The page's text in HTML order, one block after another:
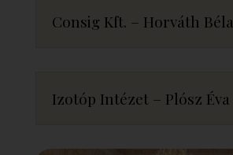
Consig Kft. – Horváth Béla
Izotóp Intézet – Plósz Éva